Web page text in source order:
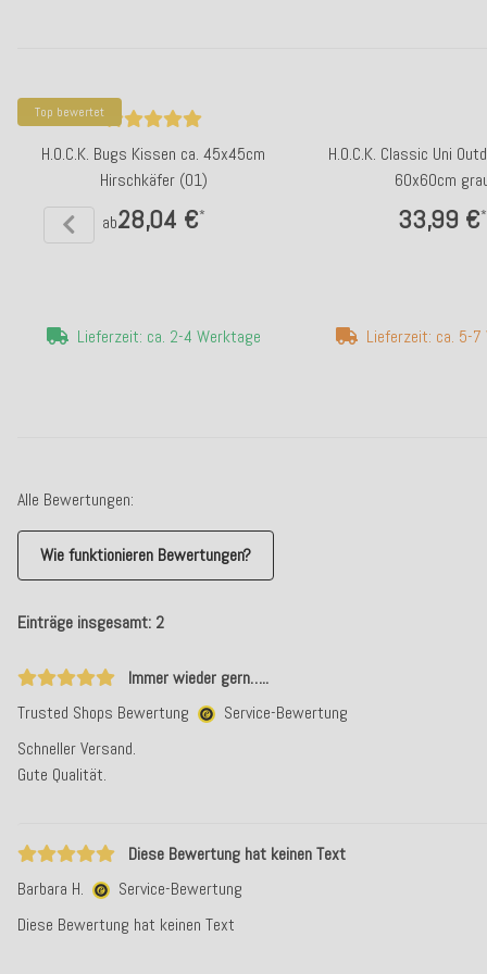
Alle Bewertungen:
Wie funktionieren Bewertungen?
Einträge insgesamt: 2
Immer wieder gern…..
Trusted Shops Bewertung
Service-Bewertung
Schneller Versand.
Gute Qualität.
Diese Bewertung hat keinen Text
Barbara H.
Service-Bewertung
Diese Bewertung hat keinen Text
Top bewertet
H.O.C.K. Bugs Kissen ca. 45x45cm
Hirschkäfer (01)
ab28,04 €*
Lieferzeit: ca. 2-4 Werktage
H.O.C.K. Classic Uni
60x60cm
33,99 €*
Lieferzeit: ca. 5-7